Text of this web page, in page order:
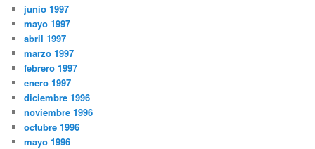
junio 1997
mayo 1997
abril 1997
marzo 1997
febrero 1997
enero 1997
diciembre 1996
noviembre 1996
octubre 1996
mayo 1996